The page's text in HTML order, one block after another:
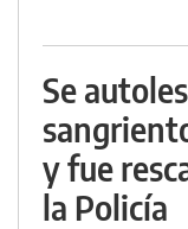
Se
y fue
la Policía